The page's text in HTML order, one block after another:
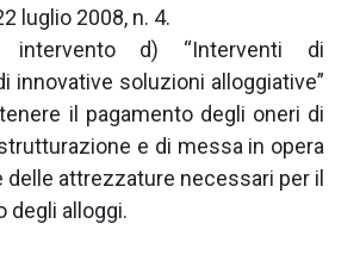
luglio 2008, n. 4.
d) “Interventi di
innovative soluzioni alloggiative”
il pagamento degli oneri di
e di messa in opera
delle attrezzature necessari per il
degli alloggi.